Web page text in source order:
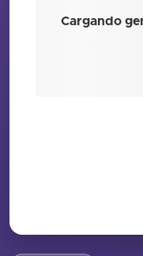
Cargando